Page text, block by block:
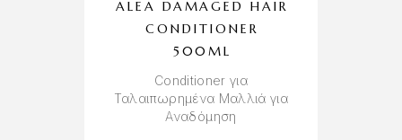
ALEA DAMAGED HAIR
CONDITIONER
500ML
Conditioner για
Ταλαιπωρημένα Μαλλιά για
Αναδόμηση